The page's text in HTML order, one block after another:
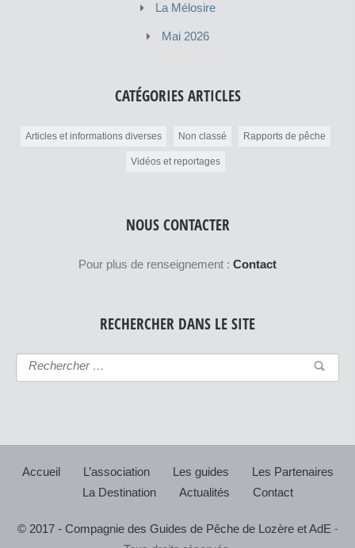
La Mélosire
Mai 2026
CATÉGORIES ARTICLES
Articles et informations diverses Non classé Rapports de pêche
Vidéos et reportages
NOUS CONTACTER
Pour plus de renseignement : Contact
RECHERCHER DANS LE SITE
Accueil L’association Les guides
Les Partenaires
La Destination
Actualités Contact
© 2017 - Compagnie des Guides de Pêche de Lozère et AdE -